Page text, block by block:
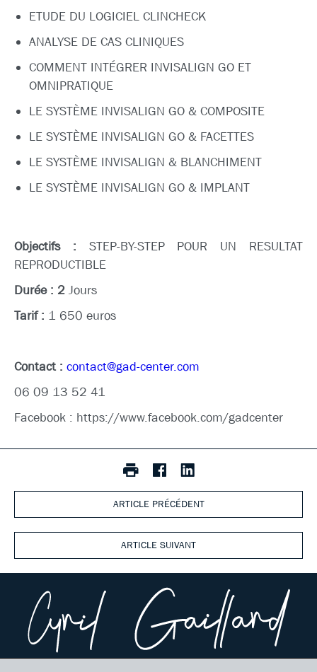
ETUDE DU LOGICIEL CLINCHECK
ANALYSE DE CAS CLINIQUES
COMMENT INTÉGRER INVISALIGN GO ET
OMNIPRATIQUE
LE SYSTÈME INVISALIGN GO & COMPOSITE
LE SYSTÈME INVISALIGN GO & FACETTES
LE SYSTÈME INVISALIGN & BLANCHIMENT
LE SYSTÈME INVISALIGN GO & IMPLANT
Objectifs : STEP-BY-STEP POUR UN RESULTAT
REPRODUCTIBLE
Durée : 2 Jours
Tarif : 1 650 euros
Contact : contact@gad-center.com
06 09 13 52 41
Facebook : https://www.facebook.com/gadcenter
ARTICLE PRÉCÉDENT
ARTICLE SUIVANT